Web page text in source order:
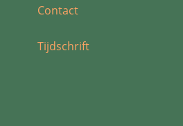
Contact
Tijdschrift